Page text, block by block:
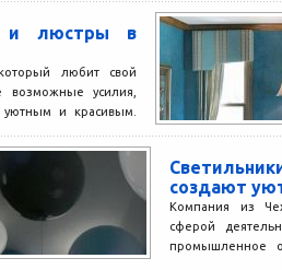
недорогой цене
по установке,...
и люстры в
любит свой
возможные усилия,
и красивым.
создают
Компания из
сферой
промышленное